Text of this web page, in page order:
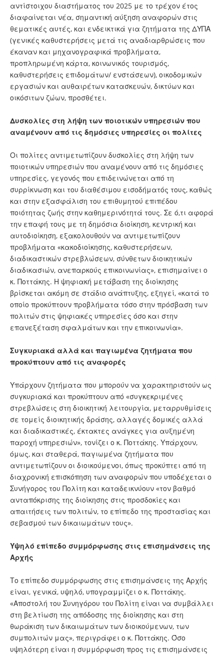
αντίστοιχου διαστήματος του 2025 με το τρέχον έτος
διαφαίνεται νέα, σημαντική αύξηση αναφορών στις
θεματικές αυτές, και ενδεικτικά για ζητήματα της ΔΥΠΑ
(γενικές καθυστερήσεις μετά τις αναδιαρθρώσεις που
έκαναν και μηχανογραφικά προβλήματα,
προπληρωμένη κάρτα, κοινωνικός τουρισμός,
καθυστερήσεις επιδομάτων/ ενστάσεων), οικοδομικών
εργασιών και αυθαιρέτων κατασκευών, δικτύων και
οικόσιτων ζώων, προσθέτει.
Δυσκολίες στη λήψη των ποιοτικών υπηρεσιών που
αναμένουν από τις δημόσιες υπηρεσίες οι πολίτες
Οι πολίτες αντιμετωπίζουν δυσκολίες στη λήψη των
ποιοτικών υπηρεσιών που αναμένουν από τις δημόσιες
υπηρεσίες, γεγονός που επιδεινώνεται από τη
συρρίκνωση και του διαθέσιμου εισοδήματός τους, καθώς
και στην εξασφάλιση του επιθυμητού επιπέδου
ποιότητας ζωής στην καθημερινότητά τους. Σε ό,τι αφορά
την επαφή τους με τη δημόσια διοίκηση, κεντρική και
αυτοδιοίκηση, εξακολουθούν να αντιμετωπίζουν
προβλήματα «κακοδιοίκησης, καθυστερήσεων,
διαδικαστικών στρεβλώσεων, σύνθετων διοικητικών
διαδικασιών, ανεπαρκούς επικοινωνίας», επισημαίνει ο
κ. Ποττάκης. Η ψηφιακή μετάβαση της διοίκησης
βρίσκεται ακόμη σε στάδιο ανάπτυξης, εξηγεί, «κατά το
οποίο προκύπτουν προβλήματα τόσο στην πρόσβαση των
πολιτών στις ψηφιακές υπηρεσίες όσο και στην
επανεξέταση σφαλμάτων και την επικοινωνία».
Συγκυριακά αλλά και παγιωμένα ζητήματα που
προκύπτουν από τις αναφορές
Υπάρχουν ζητήματα που μπορούν να χαρακτηριστούν ως
συγκυριακά και προκύπτουν από «συγκεκριμένες
στρεβλώσεις στη διοικητική λειτουργία, μεταρρυθμίσεις
σε τομείς διοικητικής δράσης, αλλαγές δομικές αλλά
και διαδικαστικές, έκτακτες ανάγκες για αυξημένη
παροχή υπηρεσιών», τονίζει ο κ. Ποττάκης. Υπάρχουν,
όμως, και σταθερά, παγιωμένα ζητήματα που
αντιμετωπίζουν οι διοικούμενοι, όπως προκύπτει από τη
διαχρονική επισκόπηση των αναφορών που υποδέχεται ο
Συνήγορος του Πολίτη και καταδεικνύουν «τον βαθμό
ανταπόκρισης της διοίκησης στις προσδοκίες και
απαιτήσεις των πολιτών, το επίπεδο της προστασίας και
σεβασμού των δικαιωμάτων τους».
Υψηλό επίπεδο συμμόρφωσης στις επισημάνσεις της
Αρχής
Το επίπεδο συμμόρφωσης στις επισημάνσεις της Αρχής
είναι, γενικά, υψηλό, υπογραμμίζει ο κ. Ποττάκης.
«Αποστολή του Συνηγόρου του Πολίτη είναι να συμβάλλει
στη βελτίωση της απόδοσης της διοίκησης και στη
θωράκιση των δικαιωμάτων των διοικούμενων, των
συμπολιτών μας», περιγράφει ο κ. Ποττάκης. Όσο
υψηλότερη είναι η συμμόρφωση προς τις επισημάνσεις